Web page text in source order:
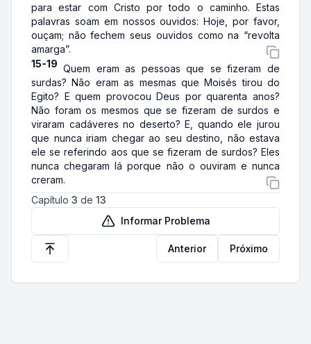
para estar com Cristo por todo o caminho. Estas
palavras soam em nossos ouvidos: Hoje, por favor,
ouçam; não fechem seus ouvidos como na “revolta
amarga”.
15-19 Quem eram as pessoas que se fizeram de
surdas? Não eram as mesmas que Moisés tirou do
Egito? E quem provocou Deus por quarenta anos?
Não foram os mesmos que se fizeram de surdos e
viraram cadáveres no deserto? E, quando ele jurou
que nunca iriam chegar ao seu destino, não estava
ele se referindo aos que se fizeram de surdos? Eles
nunca chegaram lá porque não o ouviram e nunca
creram.
Capítulo 3 de 13
Informar Problema
Anterior Próximo